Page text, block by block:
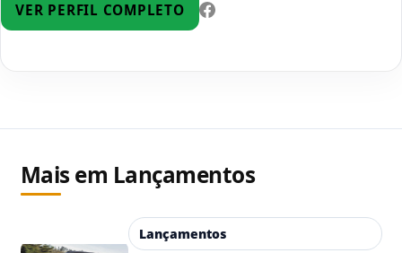
VER PERFIL COMPLETO
Mais em Lançamentos
Lançamentos